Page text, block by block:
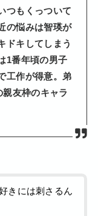
つもくっついて
の悩みは智瑛が
ドキしてしまう
1番年頃の男子
工作が得意。弟
友枠のキャラ
きには刺さるん